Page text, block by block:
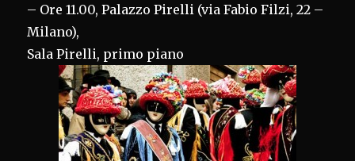
– Ore 11.00, Palazzo Pirelli (via Fabio Filzi, 22 –
Milano),
Sala Pirelli, primo piano